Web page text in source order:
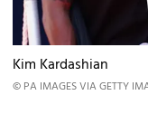
Kim Kardashian
© PA IMAGES VIA GETTY